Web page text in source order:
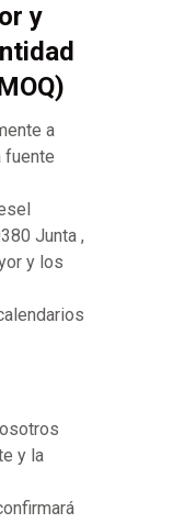
y
a
fuente
Junta ,
y los
y la